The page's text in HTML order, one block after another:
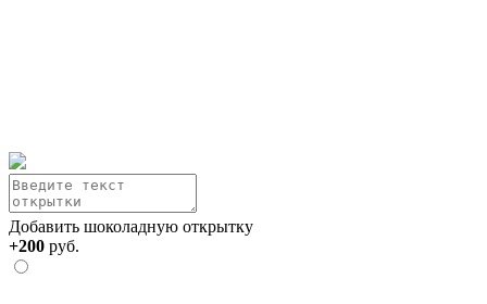
Добавить шоколадную открытку
+200 руб.